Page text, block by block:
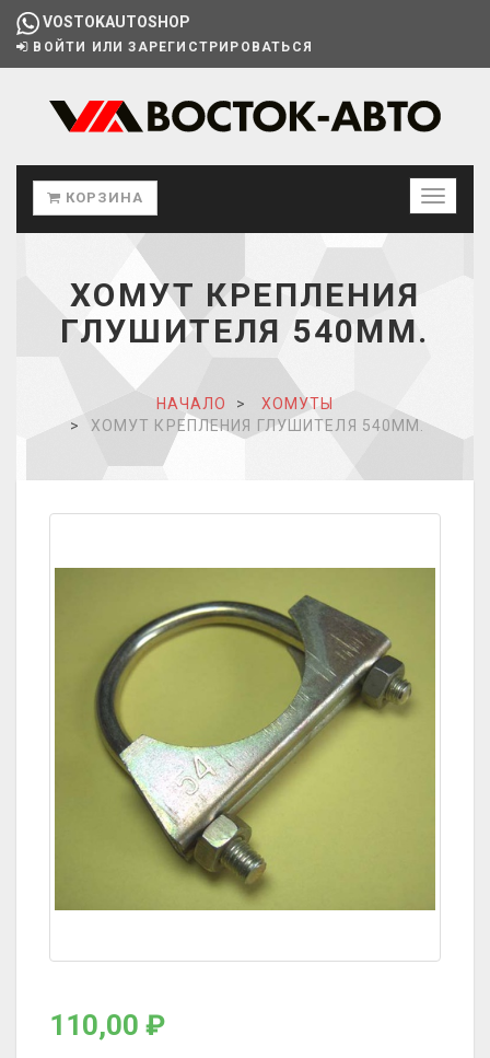
VOSTOKAUTOSHOP
ВОЙТИ ИЛИ ЗАРЕГИСТРИРОВАТЬСЯ
КОРЗИНА
ХОМУТ КРЕПЛЕНИЯ
ГЛУШИТЕЛЯ 540ММ.
НАЧАЛО
ХОМУТЫ
ХОМУТ КРЕПЛЕНИЯ ГЛУШИТЕЛЯ 540ММ.
110,00 ₽